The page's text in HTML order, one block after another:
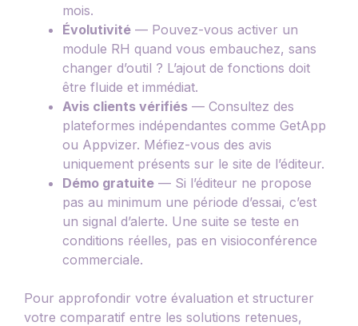
mois.
Évolutivité — Pouvez-vous activer un
module RH quand vous embauchez, sans
changer d’outil ? L’ajout de fonctions doit
être fluide et immédiat.
Avis clients vérifiés — Consultez des
plateformes indépendantes comme GetApp
ou Appvizer. Méfiez-vous des avis
uniquement présents sur le site de l’éditeur.
Démo gratuite — Si l’éditeur ne propose
pas au minimum une période d’essai, c’est
un signal d’alerte. Une suite se teste en
conditions réelles, pas en visioconférence
commerciale.
Pour approfondir votre évaluation et structurer
votre comparatif entre les solutions retenues,